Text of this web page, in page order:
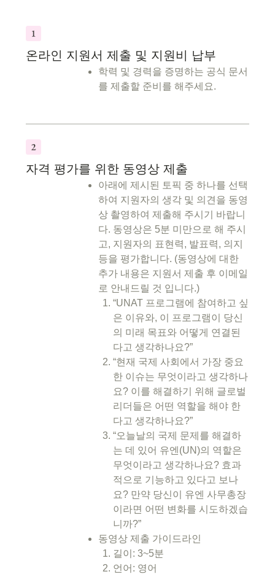
온라인 지원서 제출 및 지원비 납부
학력 및 경력을 증명하는 공식 문서
를 제출할 준비를 해주세요.
자격 평가를 위한 동영상 제출
아래에 제시된 토픽 중 하나를 선택
하여 지원자의 생각 및 의견을 동영
상 촬영하여 제출해 주시기 바랍니
다. 동영상은 5분 미만으로 해 주시
고, 지원자의 표현력, 발표력, 의지
등을 평가합니다. (동영상에 대한
추가 내용은 지원서 제출 후 이메일
로 안내드릴 것 입니다.)
“UNAT 프로그램에 참여하고 싶
은 이유와, 이 프로그램이 당신
의 미래 목표와 어떻게 연결된
다고 생각하나요?”
“현재 국제 사회에서 가장 중요
한 이슈는 무엇이라고 생각하나
요? 이를 해결하기 위해 글로벌
리더들은 어떤 역할을 해야 한
다고 생각하나요?”
“오늘날의 국제 문제를 해결하
는 데 있어 유엔(UN)의 역할은
무엇이라고 생각하나요? 효과
적으로 기능하고 있다고 보나
요? 만약 당신이 유엔 사무총장
이라면 어떤 변화를 시도하겠습
니까?”
동영상 제출 가이드라인
길이: 3~5분
언어: 영어